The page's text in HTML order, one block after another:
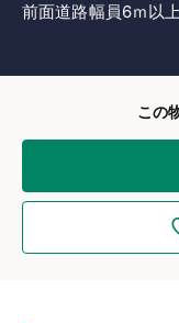
前面道路幅員6ｍ以
この